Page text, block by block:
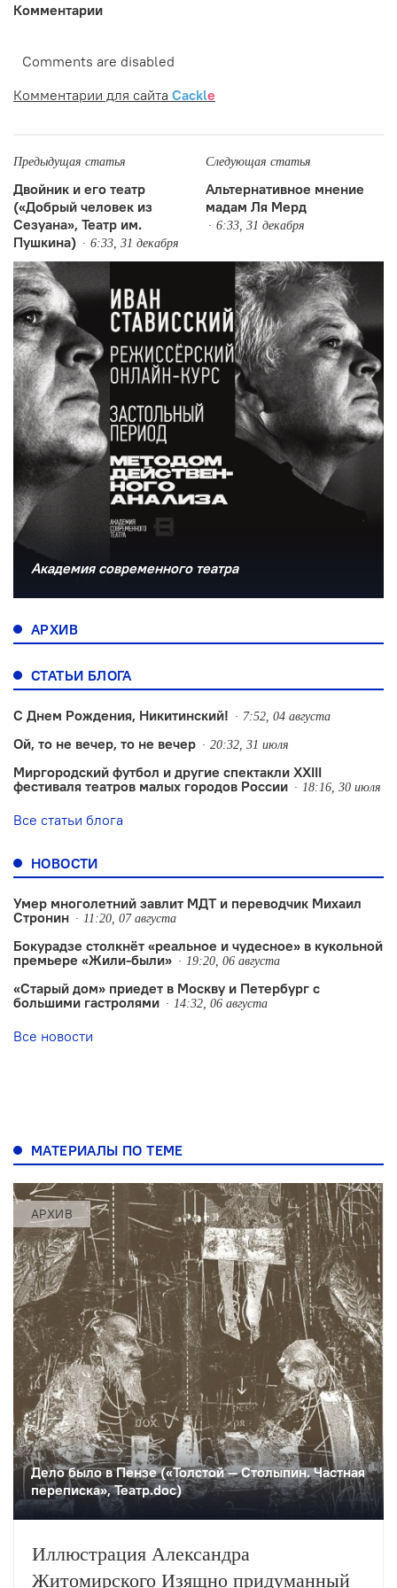
Комментарии
Comments are disabled
Комментарии для сайта Cackle
Предыдущая статья
Двойник и его театр
(«Добрый человек из
Сезуана», Театр им.
Пушкина)
6:33, 31 декабря
Следующая статья
Альтернативное мнение
мадам Ля Мерд
6:33, 31 декабря
Академия современного театра
АРХИВ
СТАТЬИ БЛОГА
С Днем Рождения, Никитинский! 7:52, 04 августа
Ой, то не вечер, то не вечер 20:32, 31 июля
Миргородский футбол и другие спектакли XXIII
фестиваля театров малых городов России
18:16, 30 июля
Все статьи блога
НОВОСТИ
Умер многолетний завлит МДТ и переводчик Михаил
Стронин
11:20, 07 августа
Бокурадзе столкнëт «реальное и чудесное» в кукольной
премьере «Жили-были»
19:20, 06 августа
«Старый дом» приедет в Москву и Петербург с
большими гастролями
14:32, 06 августа
Все новости
МАТЕРИАЛЫ ПО ТЕМЕ
АРХИВ
Дело было в Пензе («Толстой — Столыпин. Частная
переписка», Театр.doc)
Иллюстрация Александра
Житомирского Изящно придуманный